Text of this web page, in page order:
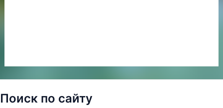
Поиск по сайту